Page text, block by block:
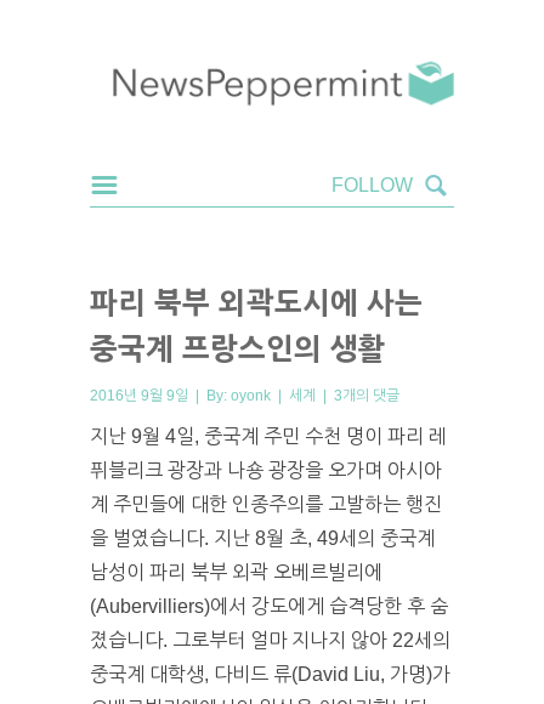
파리 북부 외곽도시에 사는
중국계 프랑스인의 생활
2016년 9월 9일 | By: oyonk | 세계 | 3개의 댓글
지난 9월 4일, 중국계 주민 수천 명이 파리 레
퓌블리크 광장과 나숑 광장을 오가며 아시아
계 주민들에 대한 인종주의를 고발하는 행진
을 벌였습니다. 지난 8월 초, 49세의 중국계
남성이 파리 북부 외곽 오베르빌리에
(Aubervilliers)에서 강도에게 습격당한 후 숨
졌습니다. 그로부터 얼마 지나지 않아 22세의
중국계 대학생, 다비드 류(David Liu, 가명)가